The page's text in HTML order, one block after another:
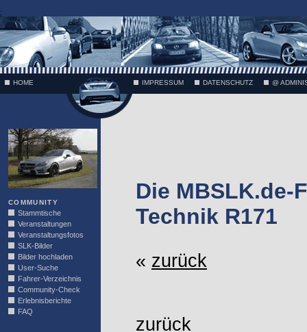
;
HOME IMPRESSUM DATENSCHUTZ @
COMMUNITY
Stammtische
Veranstaltungen
Veranstaltungsfotos
SLK-Bilder
Bilder hochladen
User-Suche
Fahrer-Verzeichnis
Community-Check
Erlebnisberichte
FAQ
Die MBSLK.de-
Technik R171
« zurück
zurück